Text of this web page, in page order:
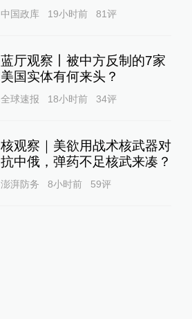
中国政库 19小时前 81评
蓝厅观察丨被中方反制的7家
美国实体有何来头？
全球速报 18小时前 34评
核观察｜美欲用战术核武器对
抗中俄，弹药不足核武来凑？
澎湃防务 8小时前 59评